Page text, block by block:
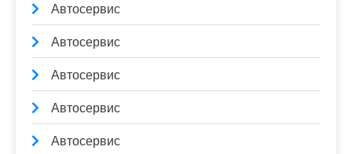
Автосервис
Автосервис
Автосервис
Автосервис
Автосервис